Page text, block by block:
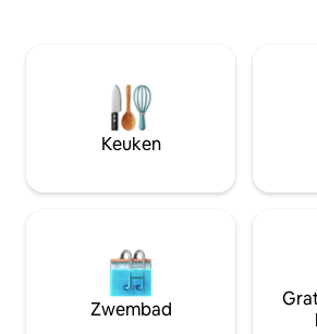
geschikt voor kleine kinderen. In het
koude seizoen kan het nodig zijn om bij
te verwarmen met de kachel. Zie
hieronder.Keuken
Zwembad